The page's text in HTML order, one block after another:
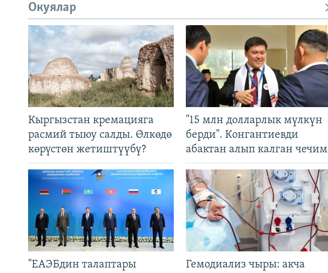
Окуялар
Кыргызстан кремацияга
расмий тыюу салды. Өлкөдө
көрүстөн жетиштүүбү?
"15 млн долларлык мүлкүн
берди". Конгантиевди
абактан алып калган чечим
"ЕАЭБдин талаптары
Гемодиализ чыры: акча